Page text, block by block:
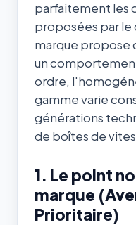
parfaitement les
proposées par le
marque propose
un
ordre,
gamme varie
générations
de boîtes de
1. Le point
marque
Prioritaire)